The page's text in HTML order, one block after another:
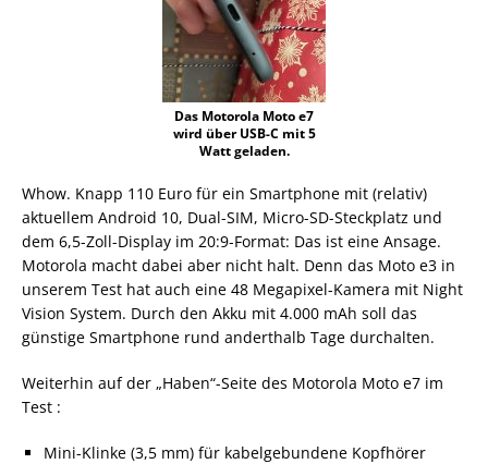
Das Motorola Moto e7
wird über USB-C mit 5
Watt geladen.
Whow. Knapp 110 Euro für ein Smartphone mit (relativ)
aktuellem Android 10, Dual-SIM, Micro-SD-Steckplatz und
dem 6,5-Zoll-Display im 20:9-Format: Das ist eine Ansage.
Motorola macht dabei aber nicht halt. Denn das Moto e3 in
unserem Test hat auch eine 48 Megapixel-Kamera mit Night
Vision System. Durch den Akku mit 4.000 mAh soll das
günstige Smartphone rund anderthalb Tage durchalten.
Weiterhin auf der „Haben“-Seite des Motorola Moto e7 im
Test :
Mini-Klinke (3,5 mm) für kabelgebundene Kopfhörer